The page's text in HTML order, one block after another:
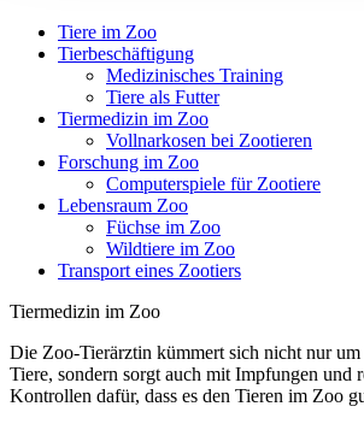
Tiere im Zoo
Tierbeschäftigung
Medizinisches Training
Tiere als Futter
Tiermedizin im Zoo
Vollnarkosen bei Zootieren
Forschung im Zoo
Computerspiele für Zootiere
Lebensraum Zoo
Füchse im Zoo
Wildtiere im Zoo
Transport eines Zootiers
Tiermedizin im Zoo
Die Zoo-Tierärztin kümmert sich nicht nur
Tiere, sondern sorgt auch mit Impfungen und
Kontrollen dafür, dass es den Tieren im Zoo